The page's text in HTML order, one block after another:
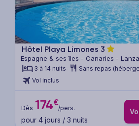
Hôtel Playa Limones 3
Espagne & ses îles - Canaries -
3 à 14 nuits
Sans repas
Vol inclus
Dès 174€
/pers.
pour 4 jours / 3 nuits